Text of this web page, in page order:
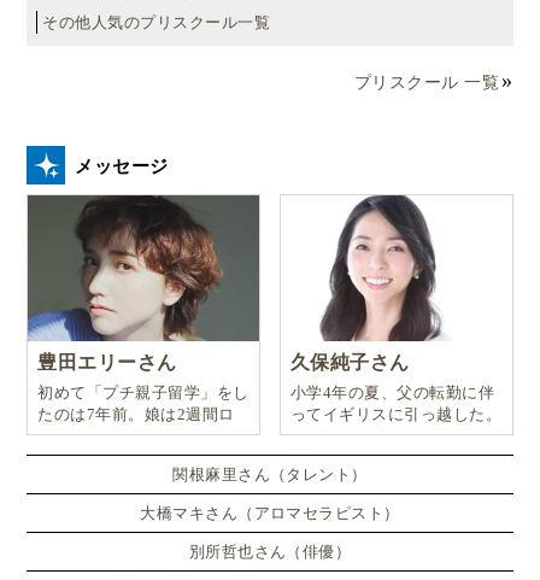
その他人気のプリスクール一覧
プリスクール 一覧
メッセージ
豊田エリーさん
初めて「プチ親子留学」をし
たのは7年前。娘は2週間ロ
ンドンのサマースクールに通
い、英語劇に挑戦したり、
久保純子さん
小学4年の夏、父の転勤に伴
ってイギリスに引っ越した。
関根麻里さん（タレント）
大橋マキさん（アロマセラピスト）
別所哲也さん（俳優）